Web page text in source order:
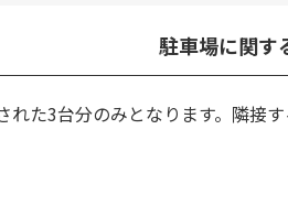
駐車場に関す
た3台分のみとなります。隣接